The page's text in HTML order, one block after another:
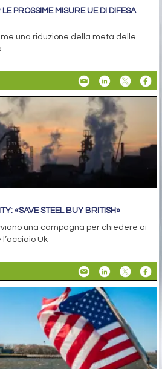
PROSSIME MISURE UE DI DIFESA
una riduzione della metà delle
«SAVE STEEL BUY BRITISH»
una campagna per chiedere ai
Uk